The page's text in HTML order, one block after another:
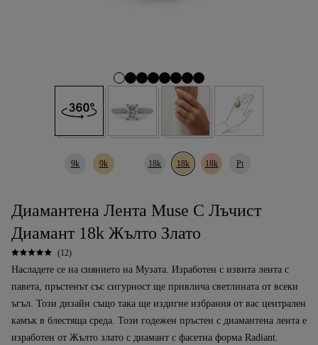
9k 9k 18k 18k 18k Pt
Диамантена Лента Muse С Лъчист
Диамант 18k Жълто Злато
(12)
Насладете се на сиянието на Музата. Изработен с извита лента с
павета, пръстенът със сигурност ще привлича светлината от всеки
ъгъл. Този дизайн също така ще издигне избрания от вас централен
камък в блестяща среда. Този годежен пръстен с диамантена лента е
изработен от Жълто злато с диамант с фасетна форма Radiant.